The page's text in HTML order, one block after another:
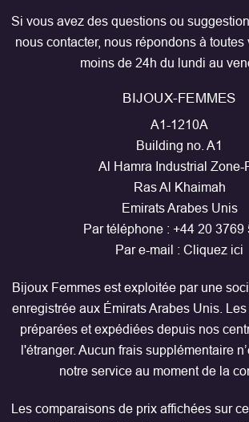
Si vous avez des questions ou
nous contacter, nous répondons à toutes
moins de 24h du lundi au
BIJOUX-FEMMES
A1-1210A
Building no. A1
Al Hamra Industrial Zone-
Ras Al Khaimah
Emirats Arabes Unis
Par téléphone : +44 20 3769
Par e-mail : Cliquez ici
Bijoux Femmes est exploitée par une
enregistrée aux Émirats Arabes Unis.
préparées et expédiées depuis nos
l'étranger. Aucun frais supplémentaire
notre service au moment de la
Les comparaisons de prix affichées sur